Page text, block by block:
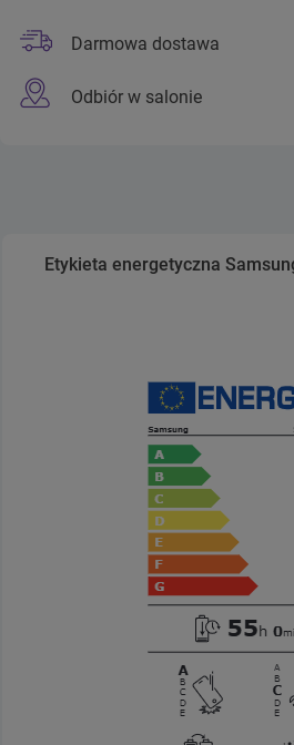
Darmowa dostawa
Odbiór w salonie
Etykieta energetyczna
Zwiń sekcję Etykieta